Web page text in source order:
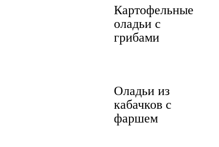
Картофельные
оладьи с
грибами
Оладьи из
кабачков с
фаршем